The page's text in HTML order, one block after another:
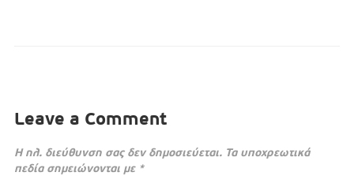
Leave a Comment
Η ηλ. διεύθυνση σας δεν δημοσιεύεται. Τα υποχρεωτικά
πεδία σημειώνονται με *